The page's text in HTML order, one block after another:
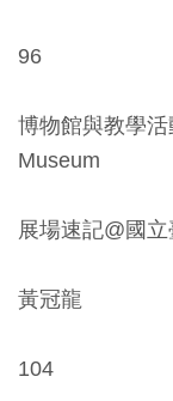
96
博物館與教學
Museum
展場速記@國
黃冠龍
104